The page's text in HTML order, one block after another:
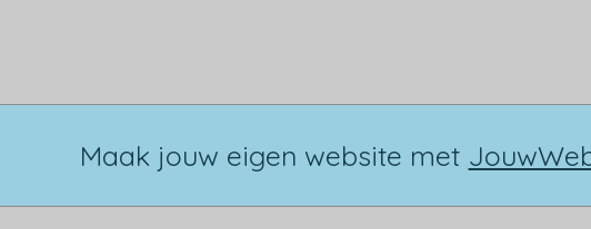
Maak jouw eigen website met